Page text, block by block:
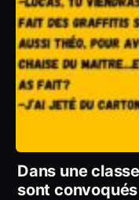
Dans une
sont convoqués